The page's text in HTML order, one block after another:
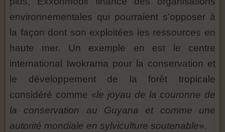
environnementales qui pourraient s’opposer à
la façon dont son exploitées les ressources en
haute mer. Un exemple en est le centre
international Iwokrama pour la conservation et
le développement de la forêt tropicale
considéré comme «le joyau de la couronne de
la conservation au Guyana et comme une
autorité mondiale en sylviculture soutenable».